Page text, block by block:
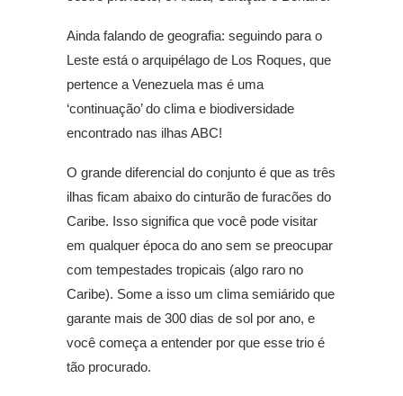
Ainda falando de geografia: seguindo para o
Leste está o arquipélago de Los Roques, que
pertence a Venezuela mas é uma
‘continuação’ do clima e biodiversidade
encontrado nas ilhas ABC!
O grande diferencial do conjunto é que as três
ilhas ficam abaixo do cinturão de furacões do
Caribe. Isso significa que você pode visitar
em qualquer época do ano sem se preocupar
com tempestades tropicais (algo raro no
Caribe). Some a isso um clima semiárido que
garante mais de 300 dias de sol por ano, e
você começa a entender por que esse trio é
tão procurado.